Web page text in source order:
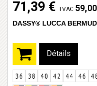
71,39 € TVAC
DASSY® LUCCA
Détails